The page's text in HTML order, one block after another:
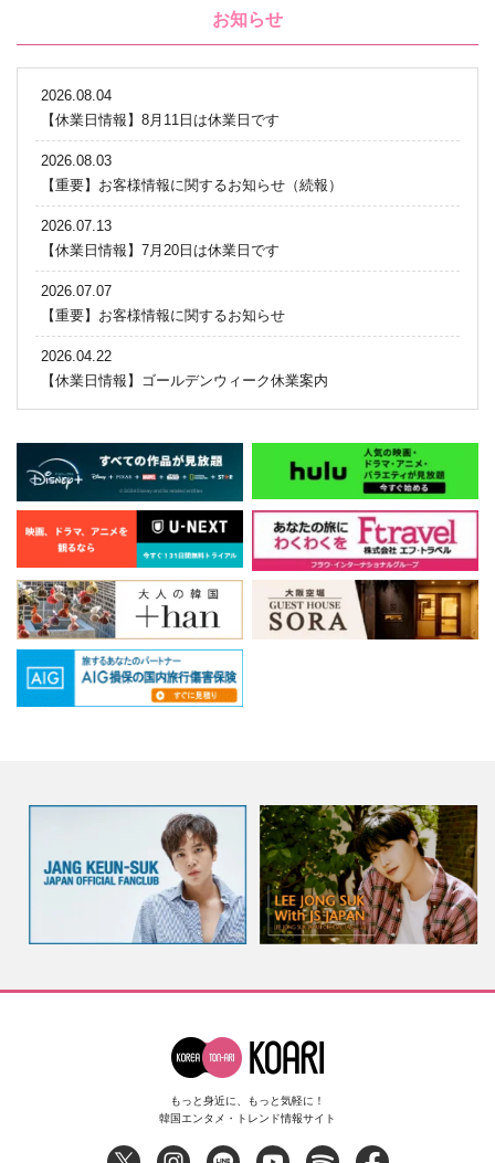
お知らせ
2026.08.04
【休業日情報】8月11日は休業日です
2026.08.03
【重要】お客様情報に関するお知らせ（続報）
2026.07.13
【休業日情報】7月20日は休業日です
2026.07.07
【重要】お客様情報に関するお知らせ
2026.04.22
【休業日情報】ゴールデンウィーク休業案内
もっと身近に、もっと気軽に！
韓国エンタメ・トレンド情報サイト